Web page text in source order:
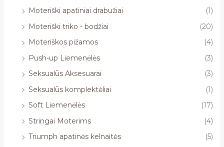
Moteriški apatiniai drabužiai
(1)
Moteriški triko - bodžiai
(20)
Moteriškos pižamos
(4)
Push-up Liemenėlės
(3)
Seksualūs Aksesuarai
(3)
Seksualūs komplektėliai
(1)
Soft Liemenėlės
(17)
Stringai Moterims
(4)
Triumph apatinės kelnaitės
(5)